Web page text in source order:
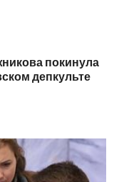
покинула
депкульте